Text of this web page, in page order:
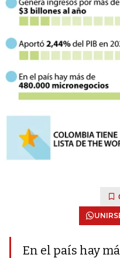
En el país hay